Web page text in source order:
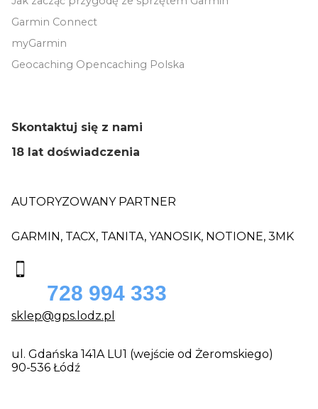
Garmin Connect
myGarmin
Geocaching Opencaching Polska
Skontaktuj się z nami
18 lat doświadczenia
AUTORYZOWANY PARTNER
GARMIN, TACX, TANITA, YANOSIK, NOTIONE, 3MK
728 994 333
sklep@gps.lodz.pl
ul. Gdańska 141A LU1 (wejście od Żeromskiego)
90-536 Łódź